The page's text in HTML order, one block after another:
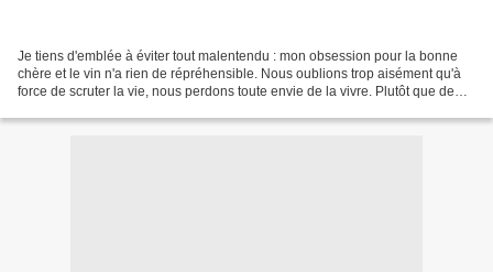
Je tiens d'emblée à éviter tout malentendu : mon obsession pour la bonne
chère et le vin n'a rien de répréhensible. Nous oublions trop aisément qu'à
force de scruter la vie, nous perdons toute envie de la vivre. Plutôt que de